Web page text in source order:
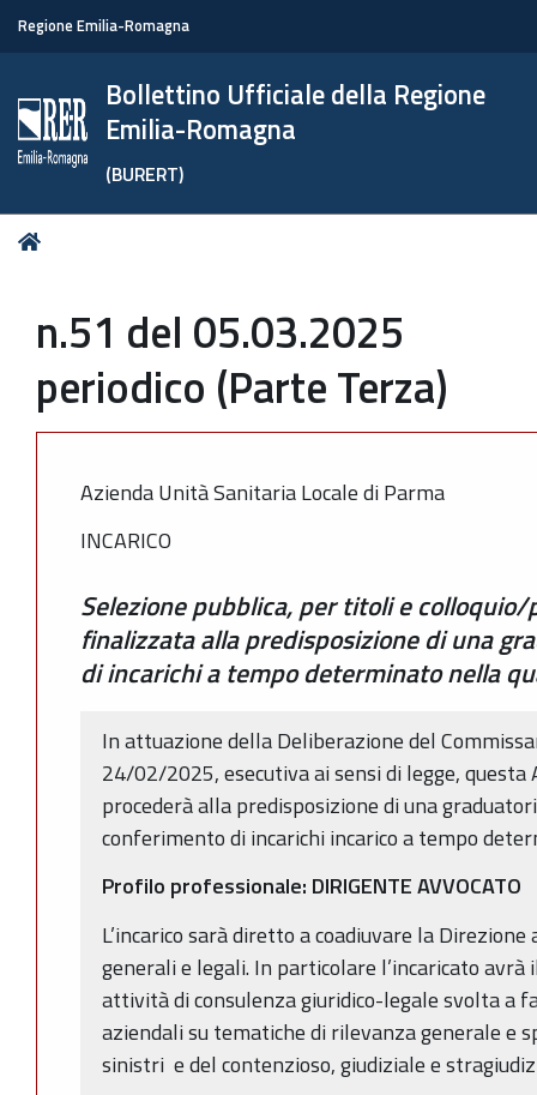
Regione Emilia-Romagna
Bollettino Ufficiale della Regione
Emilia-Romagna
(BURERT)
Tu
n.51 del 05.03.2025
periodico (Parte Terza)
Azienda Unità Sanitaria Locale di Parma
INCARICO
Selezione pubblica, per titoli e
finalizzata alla predisposizione di una
di incarichi a tempo determinato nella
In attuazione della Deliberazione del
24/02/2025, esecutiva ai sensi di legge, questa
procederà alla predisposizione di una
conferimento di incarichi incarico a tempo
Profilo professionale: DIRIGENTE AVVOCATO
L’incarico sarà diretto a coadiuvare la
generali e legali. In particolare l’incaricato
attività di consulenza giuridico-legale svolta a
aziendali su tematiche di rilevanza generale e
sinistri e del contenzioso, giudiziale e